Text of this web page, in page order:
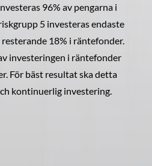
96% av pengarna i
5 investeras endaste
18% i räntefonder.
investeringen i räntefonder
För bäst resultat ska detta
kontinuerlig investering.